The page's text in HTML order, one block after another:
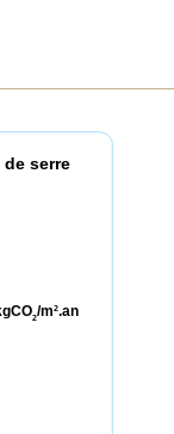
serre
2/m2.an